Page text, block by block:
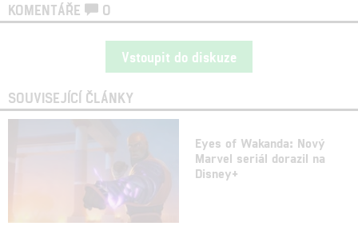
KOMENTÁŘE 0
Vstoupit do diskuze
SOUVISEJÍCÍ ČLÁNKY
Eyes of Wakanda: Nový
Marvel seriál dorazil na
Disney+